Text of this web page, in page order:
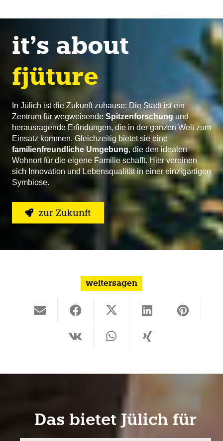
it’s about
fjüture
In Jülich ist die Zukunft zuhause: Die Stadt ist ein
Zentrum für wegweisende Spitzenforschungund
herausragende Erfindungen, die in der ganzen Welt zum
Einsatz kommen. Gleichzeitig bietet sie eine
familienfreundliche Umgebung, die den idealen
Wohnort für die eigene Familie schafft. Hier vereinen
sich Innovation und Lebensqualität in einer einzigartigen
Symbiose.
zur Zukunft
weitersagen
Das bietet Jülich für